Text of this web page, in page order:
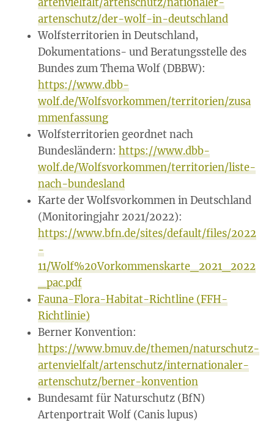
artenvielfalt/artenschutz/nationaler-
artenschutz/der-wolf-in-deutschland
Wolfsterritorien in Deutschland,
Dokumentations- und Beratungsstelle des
Bundes zum Thema Wolf (DBBW):
https://www.dbb-
wolf.de/Wolfsvorkommen/territorien/zusa
mmenfassung
Wolfsterritorien geordnet nach
Bundesländern:https://www.dbb-
wolf.de/Wolfsvorkommen/territorien/liste-
nach-bundesland
Karte der Wolfsvorkommen in Deutschland
(Monitoringjahr 2021/2022):
https://www.bfn.de/sites/default/files/2022
-
11/Wolf%20Vorkommenskarte_2021_2022
_pac.pdf
Fauna-Flora-Habitat-Richtline (FFH-
Richtlinie)
Berner Konvention:
https://www.bmuv.de/themen/naturschutz-
artenvielfalt/artenschutz/internationaler-
artenschutz/berner-konvention
Bundesamt für Naturschutz (BfN)
Artenportrait Wolf (Canis lupus)